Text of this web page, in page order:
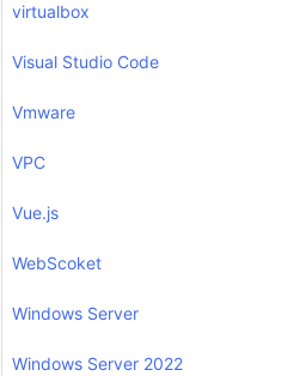
virtualbox
Visual Studio Code
Vmware
VPC
Vue.js
WebScoket
Windows Server
Windows Server 2022